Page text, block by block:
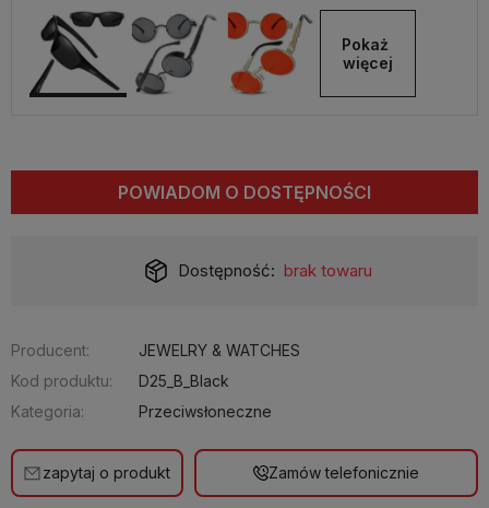
Pokaż
więcej
POWIADOM O DOSTĘPNOŚCI
Dostępność: brak towaru
Producent:
JEWELRY & WATCHES
Kod produktu:
D25_B_Black
Kategoria:
Przeciwsłoneczne
zapytaj o produkt Zamów telefonicznie